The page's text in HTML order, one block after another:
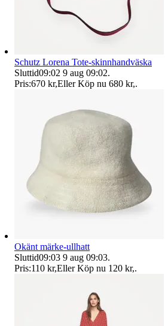
Schutz Lorena Tote-skinnhandväska
Sluttid09:02 9 aug 09:02.
Pris:670 kr,Eller Köp nu 680 kr,.
Okänt märke-ullhatt
Sluttid09:03 9 aug 09:03.
Pris:110 kr,Eller Köp nu 120 kr,.